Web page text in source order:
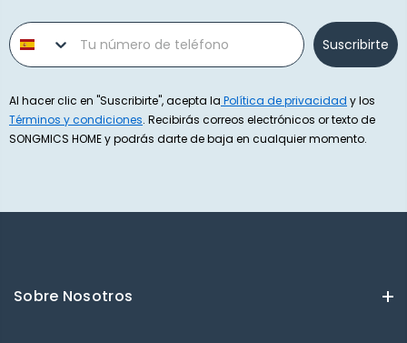
Phone number
Suscribirte
Al hacer clic en "Suscribirte", acepta la Política de privacidad y los
Términos y condiciones. Recibirás correos electrónicos or texto de
SONGMICS HOME y podrás darte de baja en cualquier momento.
Sobre Nosotros